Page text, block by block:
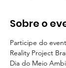
Sobre o
Participe do
Reality Project
Dia do Meio